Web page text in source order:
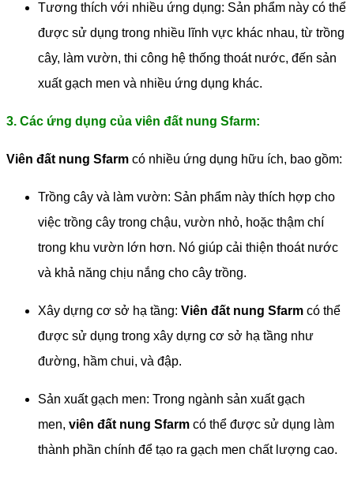
Tương thích với nhiều ứng dụng: Sản phẩm này có thể
được sử dụng trong nhiều lĩnh vực khác nhau, từ trồng
cây, làm vườn, thi công hệ thống thoát nước, đến sản
xuất gạch men và nhiều ứng dụng khác.
3. Các ứng dụng của viên đất nung Sfarm:
Viên đất nung Sfarm có nhiều ứng dụng hữu ích, bao gồm:
Trồng cây và làm vườn: Sản phẩm này thích hợp cho
việc trồng cây trong chậu, vườn nhỏ, hoặc thậm chí
trong khu vườn lớn hơn. Nó giúp cải thiện thoát nước
và khả năng chịu nắng cho cây trồng.
Xây dựng cơ sở hạ tầng: Viên đất nung Sfarm có thể
được sử dụng trong xây dựng cơ sở hạ tầng như
đường, hầm chui, và đập.
Sản xuất gạch men: Trong ngành sản xuất gạch
men, viên đất nung Sfarm có thể được sử dụng làm
thành phần chính để tạo ra gạch men chất lượng cao.